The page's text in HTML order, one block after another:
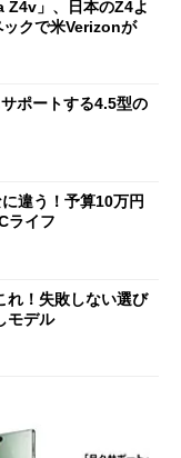
Z4v」、日本のZ4よ
ックで米Verizonが
ポートする4.5型の
違う！予算10万円
ライフ
れ！失敗しない選び
モデル